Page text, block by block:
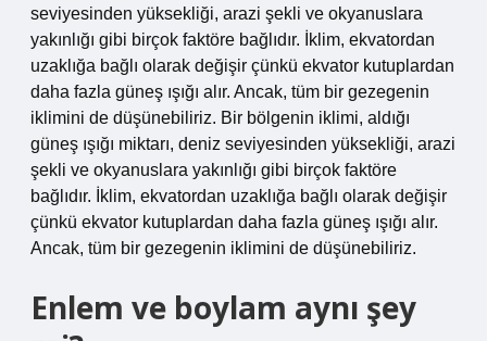
seviyesinden yüksekliği, arazi şekli ve okyanuslara
yakınlığı gibi birçok faktöre bağlıdır. İklim, ekvatordan
uzaklığa bağlı olarak değişir çünkü ekvator kutuplardan
daha fazla güneş ışığı alır. Ancak, tüm bir gezegenin
iklimini de düşünebiliriz. Bir bölgenin iklimi, aldığı
güneş ışığı miktarı, deniz seviyesinden yüksekliği, arazi
şekli ve okyanuslara yakınlığı gibi birçok faktöre
bağlıdır. İklim, ekvatordan uzaklığa bağlı olarak değişir
çünkü ekvator kutuplardan daha fazla güneş ışığı alır.
Ancak, tüm bir gezegenin iklimini de düşünebiliriz.
Enlem ve boylam aynı şey